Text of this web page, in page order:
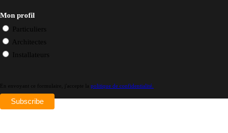
Mon profil
Particuliers
Architectes
Installateurs
En envoyant ce formulaire, j'accepte la politique de confidentialité.